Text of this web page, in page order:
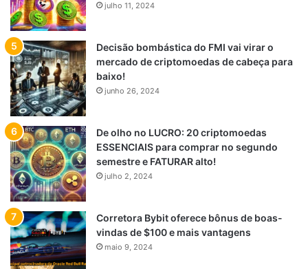
julho 11, 2024
Decisão bombástica do FMI vai virar o
mercado de criptomoedas de cabeça para
baixo!
junho 26, 2024
De olho no LUCRO: 20 criptomoedas
ESSENCIAIS para comprar no segundo
semestre e FATURAR alto!
julho 2, 2024
Corretora Bybit oferece bônus de boas-
vindas de $100 e mais vantagens
maio 9, 2024